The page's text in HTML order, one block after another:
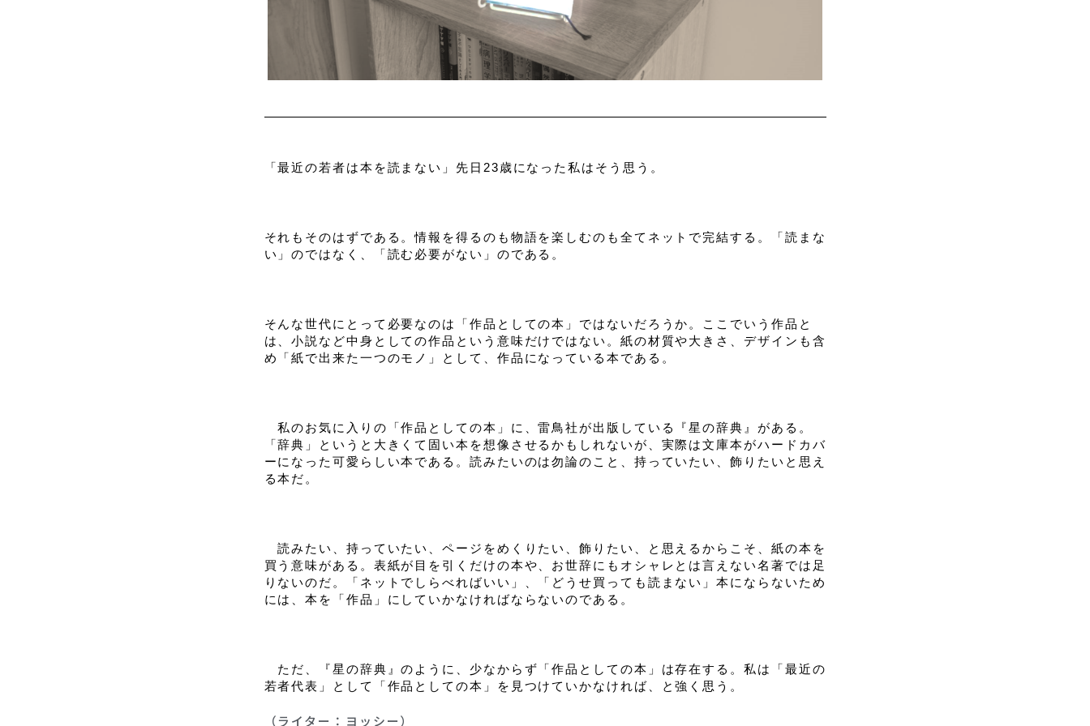
「最近の若者は本を読まない」先日23歳になった私はそう思う。
それもそのはずである。情報を得るのも物語を楽しむのも全てネットで完結する。「読まな
い」のではなく、「読む必要がない」のである。
そんな世代にとって必要なのは「作品としての本」ではないだろうか。ここでいう作品と
は、小説など中身としての作品という意味だけではない。紙の材質や大きさ、デザインも含
め「紙で出来た一つのモノ」として、作品になっている本である。
私のお気に入りの「作品としての本」に、雷鳥社が出版している『星の辞典』がある。
「辞典」というと大きくて固い本を想像させるかもしれないが、実際は文庫本がハードカバ
ーになった可愛らしい本である。読みたいのは勿論のこと、持っていたい、飾りたいと思え
る本だ。
読みたい、持っていたい、ページをめくりたい、飾りたい、と思えるからこそ、紙の本を
買う意味がある。表紙が目を引くだけの本や、お世辞にもオシャレとは言えない名著では足
りないのだ。「ネットでしらべればいい」、「どうせ買っても読まない」本にならないため
には、本を「作品」にしていかなければならないのである。
ただ、『星の辞典』のように、少なからず「作品としての本」は存在する。私は「最近の
若者代表」として「作品としての本」を見つけていかなければ、と強く思う。
（ライター：ヨッシー）